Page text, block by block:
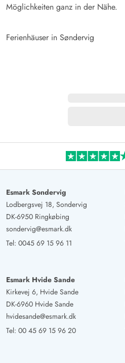
Möglichkeiten ganz in der Nähe.
Ferienhäuser in Søndervig
Esmark Sondervig
Lodbergsvej 18, Sondervig
DK-6950 Ringkøbing
sondervig@esmark.dk
Tel: 0045 69 15 96 11
Esmark Hvide Sande
Kirkevej 6, Hvide Sande
DK-6960 Hvide Sande
hvidesande@esmark.dk
Tel: 00 45 69 15 96 20